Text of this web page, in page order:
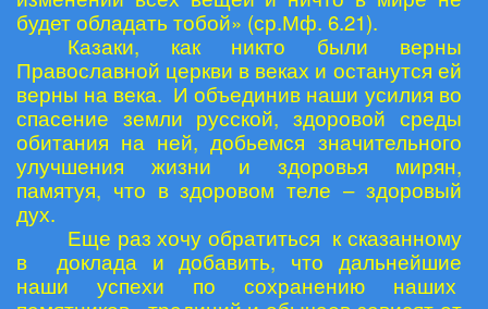
будет обладать тобой» (ср.Мф. 6.21).
Казаки, как никто были верны
Православной церкви в веках и останутся ей
верны на века. И объединив наши усилия во
спасение земли русской, здоровой среды
обитания на ней, добьемся значительного
улучшения жизни и здоровья мирян,
памятуя, что в здоровом теле – здоровый
дух.
Еще раз хочу обратиться к сказанному
в доклада и добавить, что дальнейшие
наши успехи по сохранению наших